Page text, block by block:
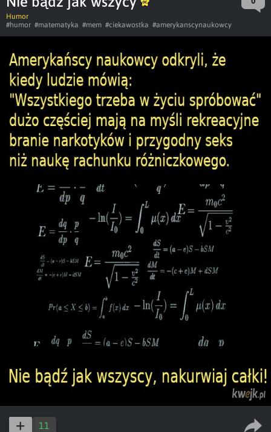
Humor
#humor #matematyka #mem #ciekawostka #amerykanscynaukowcy
11